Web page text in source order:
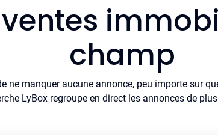
ventes
champ
ne manquer aucune annonce, peu importe sur
LyBox regroupe en direct les annonces de